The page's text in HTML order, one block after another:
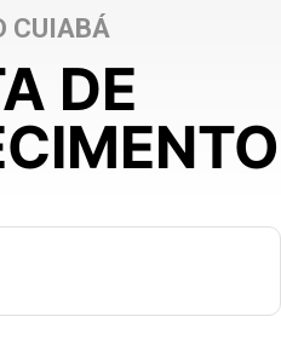
CUIABÁ
DE